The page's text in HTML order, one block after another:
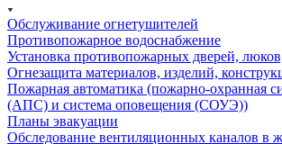
Обслуживание огнетушителей
Противопожарное водоснабжение
Установка противопожарных дверей,
Огнезащита материалов, изделий,
Пожарная автоматика (пожарно-охранная
(АПС) и система оповещения (СОУЭ))
Планы эвакуации
Обследование вентиляционных каналов в